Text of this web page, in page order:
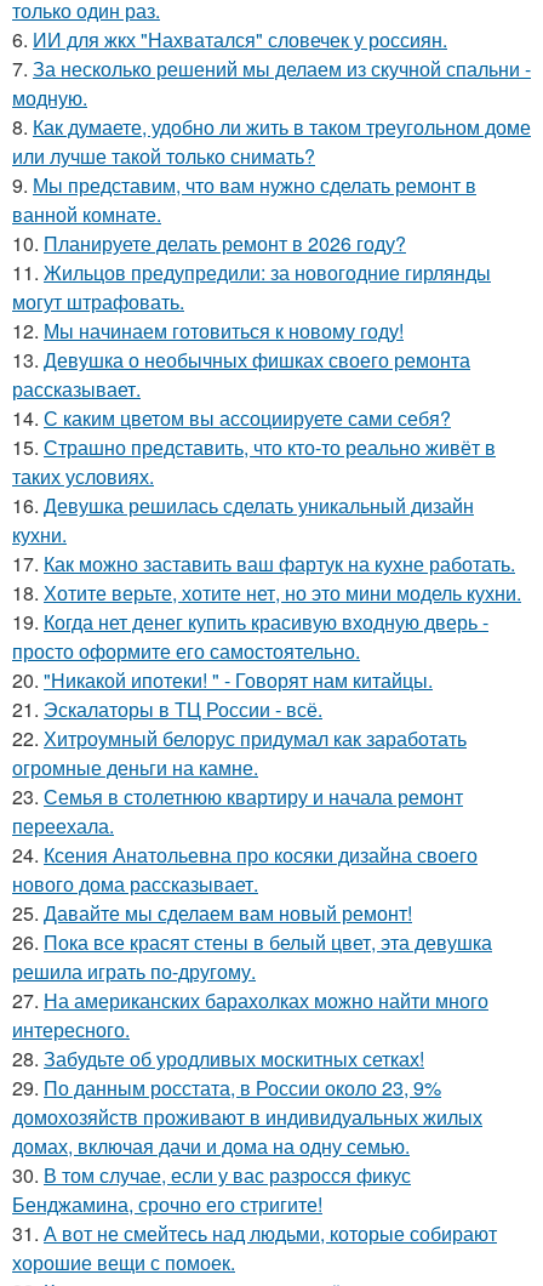
только один раз.
6. ИИ для жкх "Нахватался" словечек у россиян.
7. За несколько решений мы делаем из скучной спальни -
модную.
8. Как думаете, удобно ли жить в таком треугольном доме
или лучше такой только снимать?
9. Мы представим, что вам нужно сделать ремонт в
ванной комнате.
10. Планируете делать ремонт в 2026 году?
11. Жильцов предупредили: за новогодние гирлянды
могут штрафовать.
12. Мы начинаем готовиться к новому году!
13. Девушка о необычных фишках своего ремонта
рассказывает.
14. С каким цветом вы ассоциируете сами себя?
15. Страшно представить, что кто-то реально живёт в
таких условиях.
16. Девушка решилась сделать уникальный дизайн
кухни.
17. Как можно заставить ваш фартук на кухне работать.
18. Хотите верьте, хотите нет, но это мини модель кухни.
19. Когда нет денег купить красивую входную дверь -
просто оформите его самостоятельно.
20. "Никакой ипотеки! " - Говорят нам китайцы.
21. Эскалаторы в ТЦ России - всё.
22. Хитроумный белорус придумал как заработать
огромные деньги на камне.
23. Семья в столетнюю квартиру и начала ремонт
переехала.
24. Ксения Анатольевна про косяки дизайна своего
нового дома рассказывает.
25. Давайте мы сделаем вам новый ремонт!
26. Пока все красят стены в белый цвет, эта девушка
решила играть по-другому.
27. На американских барахолках можно найти много
интересного.
28. Забудьте об уродливых москитных сетках!
29. По данным росстата, в России около 23, 9%
домохозяйств проживают в индивидуальных жилых
домах, включая дачи и дома на одну семью.
30. В том случае, если у вас разросся фикус
Бенджамина, срочно его стригите!
31. А вот не смейтесь над людьми, которые собирают
хорошие вещи с помоек.